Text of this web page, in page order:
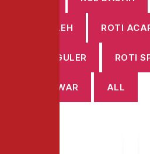
OLEH-OLEH ROTI
ROTI REGULER ROTI
ROTI TAWAR ALL